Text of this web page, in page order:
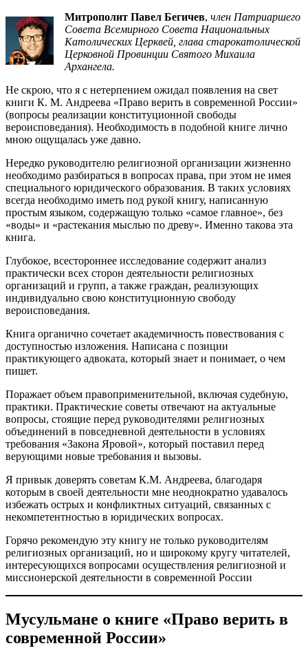
Митрополит Павел Бегичев, член Патриаршего
Совета Всемирного Совета Национальных
Католических Церквей, глава старокатолической
Церковной Провинции Святого Михаила
Архангела.
Не скрою, что я с нетерпением ожидал появления на свет
книги К. М. Андреева «Право верить в современной России»
(вопросы реализации конституционной свободы
вероисповедания). Необходимость в подобной книге лично
мною ощущалась уже давно.
Нередко руководителю религиозной организации жизненно
необходимо разбираться в вопросах права, при этом не имея
специального юридического образования. В таких условиях
всегда необходимо иметь под рукой книгу, написанную
простым языком, содержащую только «самое главное», без
«воды» и «растекания мыслью по древу». Именно такова эта
книга.
Глубокое, всестороннее исследование содержит анализ
практически всех сторон деятельности религиозных
организаций и групп, а также граждан, реализующих
индивидуально свою конституционную свободу
вероисповедания.
Книга органично сочетает академичность повествования с
доступностью изложения. Написана с позиции
практикующего адвоката, который знает и понимает, о чем
пишет.
Поражает объем правоприменительной, включая судебную,
практики. Практические советы отвечают на актуальные
вопросы, стоящие перед руководителями религиозных
объединений в повседневной деятельности в условиях
требования «Закона Яровой», который поставил перед
верующими новые требования и вызовы.
Я привык доверять советам К.М. Андреева, благодаря
которым в своей деятельности мне неоднократно удавалось
избежать острых и конфликтных ситуаций, связанных с
некомпетентностью в юридических вопросах.
Горячо рекомендую эту книгу не только руководителям
религиозных организаций, но и широкому кругу читателей,
интересующихся вопросами осуществления религиозной и
миссионерской деятельности в современной России
Мусульмане о книге «Право верить в
современной России»